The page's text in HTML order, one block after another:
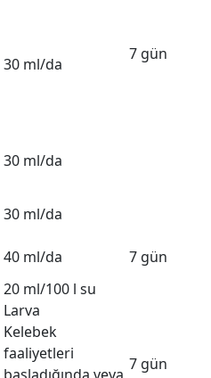
7 gün
30 ml/da
30 ml/da
30 ml/da
40 ml/da 7 gün
20 ml/100 l su
Larva
Kelebek
faaliyetleri
7 gün